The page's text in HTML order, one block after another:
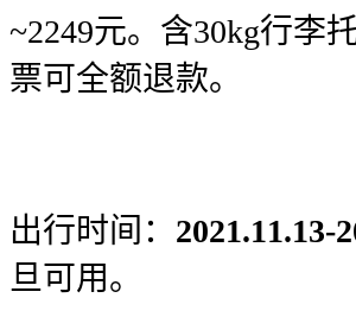
~2249元。含30kg行李
票可全额退款。
出行时间： 2021.11.13-
旦可用。